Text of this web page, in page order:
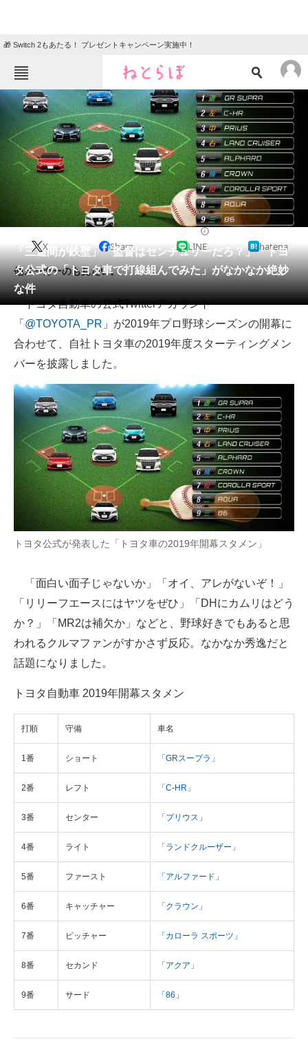
🎁 Switch 2もあたる！ プレゼントキャンペーン実施中！
ねとらぼメニュー
TOP ニュース
エンタメ クイズ
グルメ 地域
住まい 教育・育児
動物 リサーチ
会員記事
メディア
注目記事を集めた総合ページ
ITの今と未来を見通す
スマホと通信の最新トレンド
進化するPCとデバイスの未来
好きが集まる 比べて選べる
ビジネスと働き方のヒント
AI活用のいまが分かる
企業ITのトレンドを詳説
経営リーダーのコミュニティ
ITエンジニア向け専門サイト
IT製品の技術・比較・事例
製造業のIT導入・活用を支援
「三遊間が鉄壁」「監督はセンチュリーだろ？」 トヨ
タ公式の「トヨタ車で打線組んでみた」がなかなか絶妙
な件
X Share LINE hatena
他メーカーのも見たい。
トヨタ自動車の公式Twitterアカウント
「 @TOYOTA_PR 」が2019年プロ野球シーズンの開幕に
合わせて、自社トヨタ車の2019年度スターティングメン
バーを披露しました。
トヨタ公式が発表した「トヨタ車の2019年開幕スタメン」
「面白い面子じゃないか」「オイ、アレがないぞ！」
「リリーフエースにはヤツをぜひ」「DHにカムリはどう
か？」「MR2は補欠か」などと、野球好きでもあると思
われるクルマファンがすかさず反応。なかなか秀逸だと
話題になりました。
トヨタ自動車 2019年開幕スタメン
打順 守備 車名
1番 ショート 「GRスープラ」
2番 レフト 「C-HR」
3番 センター 「プリウス」
4番 ライト 「ランドクルーザー」
5番 ファースト 「アルファード」
6番 キャッチャー 「クラウン」
7番 ピッチャー 「カローラ スポーツ」
8番 セカンド 「アクア」
9番 サード 「86」